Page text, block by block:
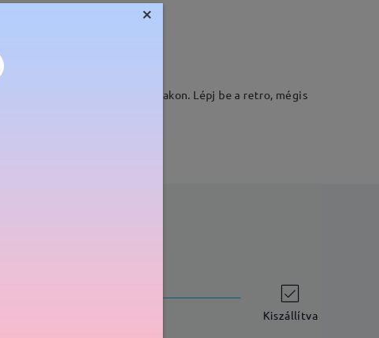
31g
rendelkeznek a szárakon. Lépj be a retro, mégis
Kiszállítva
×